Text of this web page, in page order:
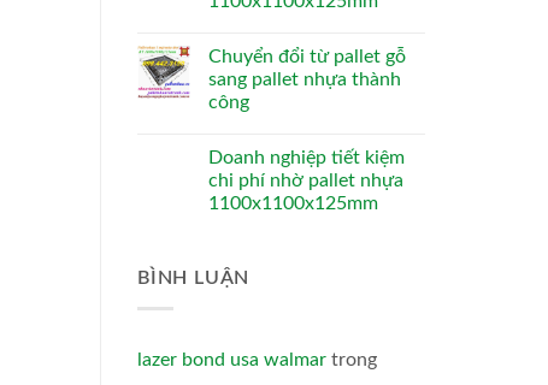
Chuyển đổi từ pallet gỗ
sang pallet nhựa thành
công
Doanh nghiệp tiết kiệm
chi phí nhờ pallet nhựa
1100x1100x125mm
BÌNH LUẬN
lazer bond usa walmar trong